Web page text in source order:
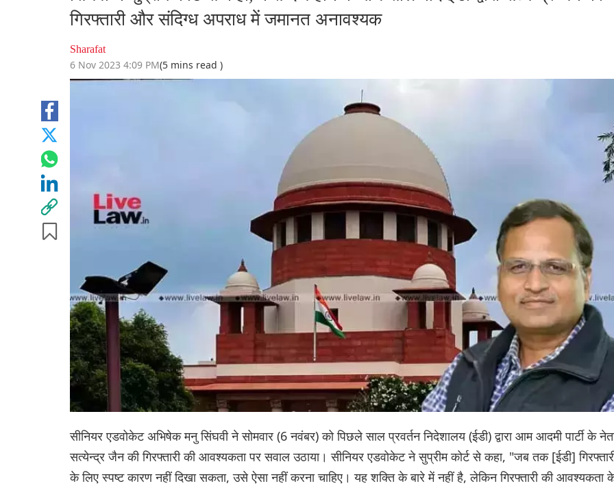
गिरफ्तारी और संदिग्ध अपराध में जमानत अनावश्यक
Sharafat
6 Nov 2023 4:09 PM(5 mins read )
सीनियर एडवोकेट अभिषेक मनु सिंघवी ने सोमवार (6 नवंबर) को पिछले साल प्रवर्तन निदेशालय (ईडी) द्वारा आम आदमी पार्टी के
सत्येन्द्र जैन की गिरफ्तारी की आवश्यकता पर सवाल उठाया। सीनियर एडवोकेट ने सुप्रीम कोर्ट से कहा, "जब तक [ईडी]
के लिए स्पष्ट कारण नहीं दिखा सकता, उसे ऐसा नहीं करना चाहिए। यह शक्ति के बारे में नहीं है, लेकिन गिरफ्तारी की आवश्यकता